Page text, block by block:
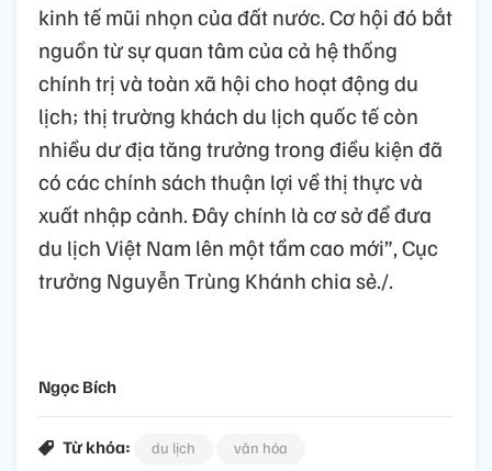
kinh tế mũi nhọn của đất nước. Cơ hội đó bắt
nguồn từ sự quan tâm của cả hệ thống
chính trị và toàn xã hội cho hoạt động du
lịch; thị trường khách du lịch quốc tế còn
nhiều dư địa tăng trưởng trong điều kiện đã
có các chính sách thuận lợi về thị thực và
xuất nhập cảnh. Đây chính là cơ sở để đưa
du lịch Việt Nam lên một tầm cao mới”, Cục
trưởng Nguyễn Trùng Khánh chia sẻ./.
Ngọc Bích
Từ khóa: du lịch
văn hóa